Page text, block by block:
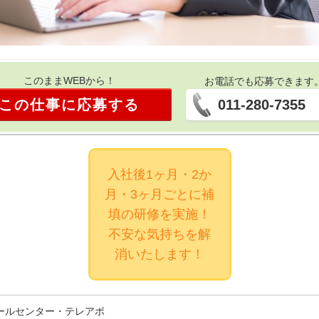
このままWEBから！
の仕事に応募する
お電話でも応募できます
011-280-7355
入社後1ヶ月・2か
月・3ヶ月ごとに補
填の研修を実施！
不安な気持ちを解
消いたします！
ルセンター・テレアポ